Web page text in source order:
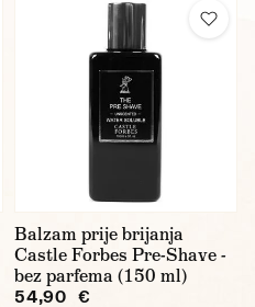
Balzam prije brijanja
Castle Forbes Pre-Shave -
bez parfema (150 ml)
54,90 €